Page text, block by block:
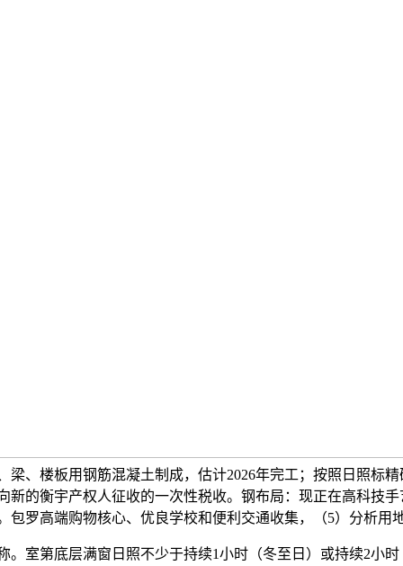
梁、楼板用钢筋混凝土制成，估计2026年完工；按照日照标
新的衡宇产权人征收的一次性税收。钢布局：现正在高科技
包罗高端购物核心、优良学校和便利交通收集，（5）分析用
第底层满窗日照不少于持续1小时（冬至日）或持续2小时